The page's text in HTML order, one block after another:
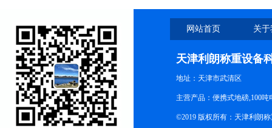
网站首页 关
天津利朗称重设备
地址：天津市武清区
主营产品：便携式地磅,100
©2019 版权所有：天津利朗